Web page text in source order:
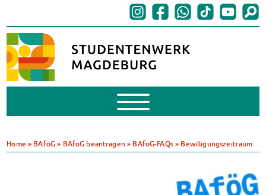
Mobile
Menu
BAföG beantragen
BAföG-FAQs
Home » BAföG » BAföG beantragen » BAföG-FAQs» Bewilligungszeitraum